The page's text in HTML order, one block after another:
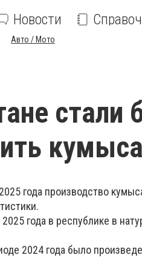
Новости
Авто / Мото
стали
кумыса
года производство
года в республике в
2024 года было